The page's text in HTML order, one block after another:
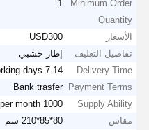
Minimum Order
Quantity
1
الأسعار
USD300
تفاصيل التغليف
إطار خشبي
Delivery Time
7-14 working days
Payment Terms
Bank trasfer
Supply Ability
1000 per month
مقاس
80*85*210 سم